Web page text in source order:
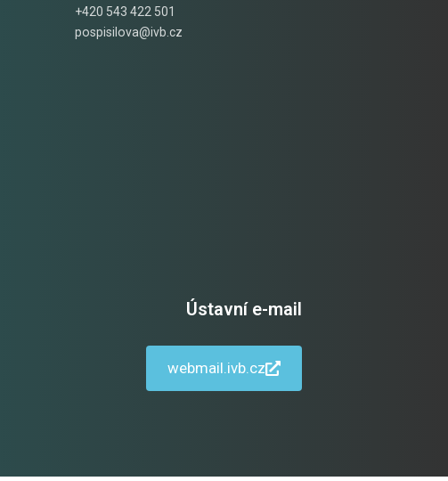
+420 543 422 501
pospisilova@ivb.cz
Ústavní e-mail
webmail.ivb.cz